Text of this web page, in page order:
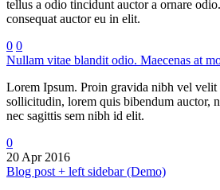
tellus a odio tincidunt auctor a ornare
consequat auctor eu in elit.
0 0
Nullam vitae blandit odio. Maecenas at
Lorem Ipsum. Proin gravida nibh vel velit
sollicitudin, lorem quis bibendum auctor,
nec sagittis sem nibh id elit.
0
20 Apr 2016
Blog post + left sidebar (Demo)